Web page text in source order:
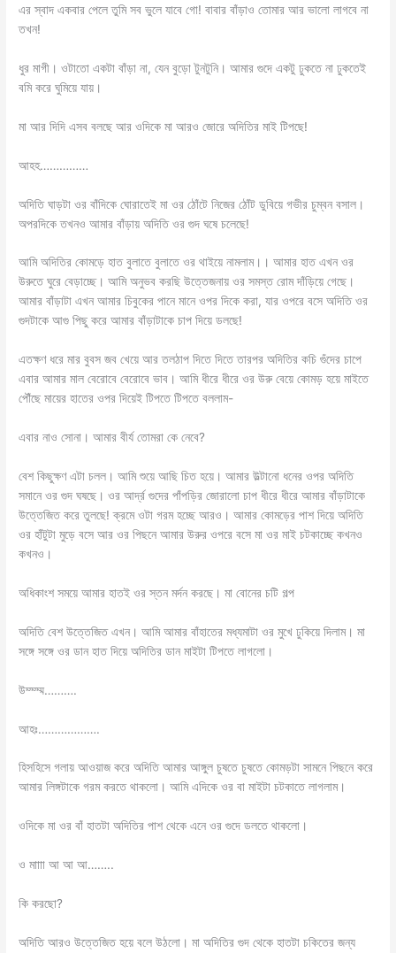
এর স্বাদ একবার পেলে তুমি সব ভুলে যাবে গো! বাবার বাঁড়াও তোমার আর ভালো লাগবে না
তখন!
ধুর মাগী। ওটাতো একটা বাঁড়া না, যেন বুড়ো টুনটুনি। আমার গুদে একটু ঢুকতে না ঢুকতেই
বমি করে ঘুমিয়ে যায়।
মা আর দিদি এসব বলছে আর ওদিকে মা আরও জোরে অদিতির মাই টিপছে!
আহহ……………
অদিতি ঘাড়টা ওর বাঁদিকে ঘোরাতেই মা ওর ঠোঁটে নিজের ঠোঁট ডুবিয়ে গভীর চুম্বন বসাল।
অপরদিকে তখনও আমার বাঁড়ায় অদিতি ওর গুদ ঘষে চলেছে!
আমি অদিতির কোমড়ে হাত বুলাতে বুলাতে ওর থাইয়ে নামলাম।। আমার হাত এখন ওর
উরুতে ঘুরে বেড়াচ্ছে। আমি অনুভব করছি উত্তেজনায় ওর সমস্ত রোম দাঁড়িয়ে গেছে।
আমার বাঁড়াটা এখন আমার চিবুকের পানে মানে ওপর দিকে করা, যার ওপরে বসে অদিতি ওর
গুদটাকে আগু পিছু করে আমার বাঁড়াটাকে চাপ দিয়ে ডলছে!
এতক্ষণ ধরে মার বুবস জব খেয়ে আর তলঠাপ দিতে দিতে তারপর অদিতির কচি গুঁদের চাপে
এবার আমার মাল বেরোবে বেরোবে ভাব। আমি ধীরে ধীরে ওর উরু বেয়ে কোমড় হয়ে মাইতে
পৌঁছে মায়ের হাতের ওপর দিয়েই টিপতে টিপতে বললাম-
এবার নাও সোনা। আমার বীর্য তোমরা কে নেবে?
বেশ কিছুক্ষণ এটা চলল। আমি শুয়ে আছি চিত হয়ে। আমার উল্টানো ধনের ওপর অদিতি
সমানে ওর গুদ ঘষছে। ওর আর্দ্র গুদের পাঁপড়ির জোরালো চাপ ধীরে ধীরে আমার বাঁড়াটাকে
উত্তেজিত করে তুলছে! ক্রমে ওটা গরম হচ্ছে আরও। আমার কোমড়ের পাশ দিয়ে অদিতি
ওর হাঁটুটা মুড়ে বসে আর ওর পিছনে আমার উরুর ওপরে বসে মা ওর মাই চটকাচ্ছে কখনও
কখনও।
অধিকাংশ সময়ে আমার হাতই ওর স্তন মর্দন করছে। মা বোনের চটি গল্প
অদিতি বেশ উত্তেজিত এখন। আমি আমার বাঁহাতের মধ্যমাটা ওর মুখে ঢুকিয়ে দিলাম। মা
সঙ্গে সঙ্গে ওর ডান হাত দিয়ে অদিতির ডান মাইটা টিপতে লাগলো।
উম্ম্ম্ম……….
আহঃ……………….
হিসহিসে গলায় আওয়াজ করে অদিতি আমার আঙ্গুল চুষতে চুষতে কোমড়টা সামনে পিছনে করে
আমার লিঙ্গটাকে গরম করতে থাকলো। আমি এদিকে ওর বা মাইটা চটকাতে লাগলাম।
ওদিকে মা ওর বাঁ হাতটা অদিতির পাশ থেকে এনে ওর গুদে ডলতে থাকলো।
ও মাাাা আ আ আ……..
কি করছো?
অদিতি আরও উত্তেজিত হয়ে বলে উঠলো। মা অদিতির গুদ থেকে হাতটা চকিতের জন্য